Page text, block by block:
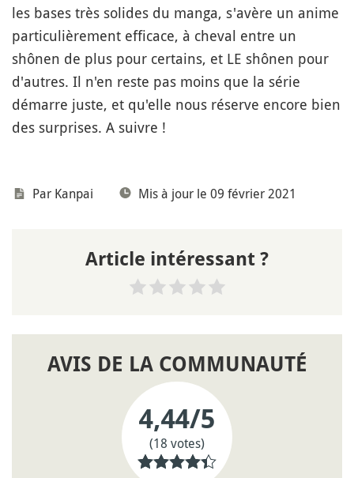
les bases très solides du manga, s'avère un anime
particulièrement efficace, à cheval entre un
shônen de plus pour certains, et LE shônen pour
d'autres. Il n'en reste pas moins que la série
démarre juste, et qu'elle nous réserve encore bien
des surprises. A suivre !
Par Kanpai Mis à jour le 09 février 2021
Article intéressant ?
AVIS DE LA COMMUNAUTÉ
4,44/5
(18 votes)